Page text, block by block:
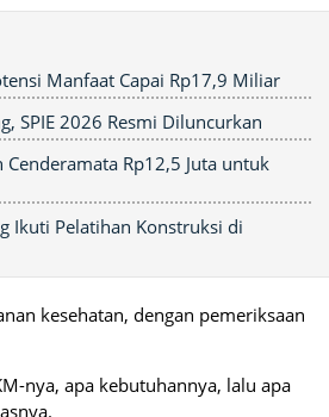
Manfaat Capai Rp17,9 Miliar
SPIE 2026 Resmi Diluncurkan
Rp12,5 Juta untuk
Ikuti Pelatihan Konstruksi di
kesehatan, dengan pemeriksaan
nya, apa kebutuhannya, lalu apa